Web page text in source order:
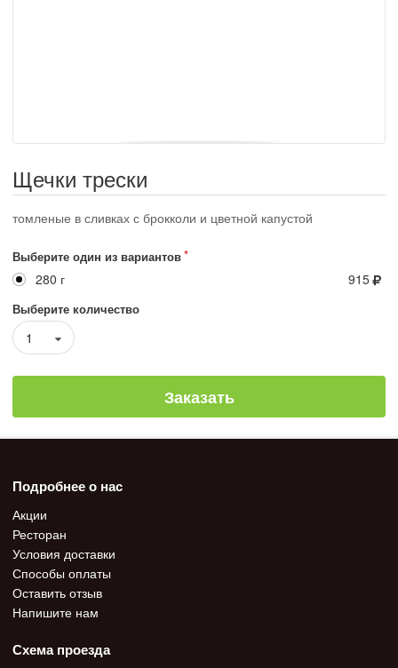
Щечки трески
томленые в сливках с брокколи и цветной капустой
Выберите один из вариантов
280 г 915
Выберите количество
1
Заказать
Подробнее о нас
Акции
Ресторан
Условия доставки
Способы оплаты
Оставить отзыв
Напишите нам
Схема проезда